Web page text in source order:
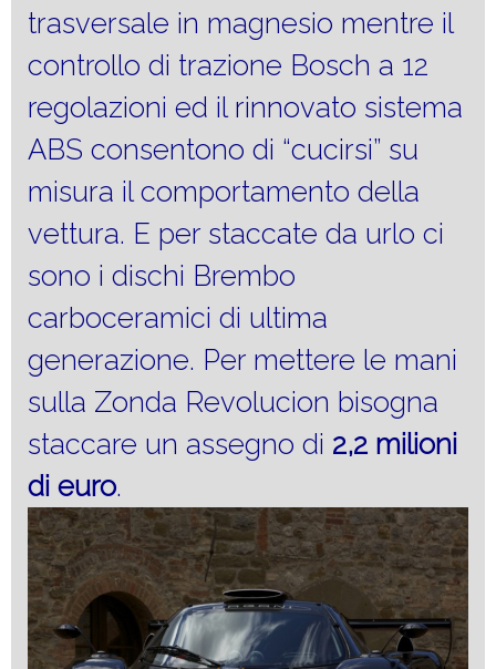
trasversale in magnesio mentre il
controllo di trazione Bosch a 12
regolazioni ed il rinnovato sistema
ABS consentono di “cucirsi” su
misura il comportamento della
vettura. E per staccate da urlo ci
sono i dischi Brembo
carboceramici di ultima
generazione. Per mettere le mani
sulla Zonda Revolucion bisogna
staccare un assegno di 2,2 milioni
di euro.